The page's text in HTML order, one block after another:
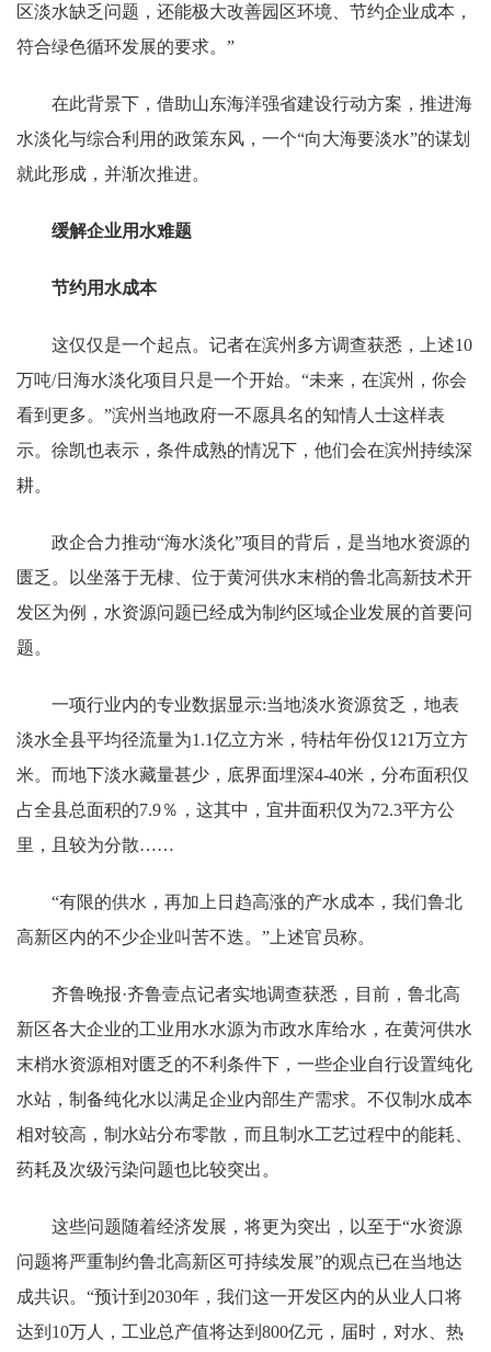
区淡水缺乏问题，还能极大改善园区环境、节约企业成本，
符合绿色循环发展的要求。”
在此背景下，借助山东海洋强省建设行动方案，推进海
水淡化与综合利用的政策东风，一个“向大海要淡水”的谋划
就此形成，并渐次推进。
缓解企业用水难题
节约用水成本
这仅仅是一个起点。记者在滨州多方调查获悉，上述10
万吨/日海水淡化项目只是一个开始。“未来，在滨州，你会
看到更多。”滨州当地政府一不愿具名的知情人士这样表
示。徐凯也表示，条件成熟的情况下，他们会在滨州持续深
耕。
政企合力推动“海水淡化”项目的背后，是当地水资源的
匮乏。以坐落于无棣、位于黄河供水末梢的鲁北高新技术开
发区为例，水资源问题已经成为制约区域企业发展的首要问
题。
一项行业内的专业数据显示:当地淡水资源贫乏，地表
淡水全县平均径流量为1.1亿立方米，特枯年份仅121万立方
米。而地下淡水藏量甚少，底界面埋深4-40米，分布面积仅
占全县总面积的7.9％，这其中，宜井面积仅为72.3平方公
里，且较为分散……
“有限的供水，再加上日趋高涨的产水成本，我们鲁北
高新区内的不少企业叫苦不迭。”上述官员称。
齐鲁晚报·齐鲁壹点记者实地调查获悉，目前，鲁北高
新区各大企业的工业用水水源为市政水库给水，在黄河供水
末梢水资源相对匮乏的不利条件下，一些企业自行设置纯化
水站，制备纯化水以满足企业内部生产需求。不仅制水成本
相对较高，制水站分布零散，而且制水工艺过程中的能耗、
药耗及次级污染问题也比较突出。
这些问题随着经济发展，将更为突出，以至于“水资源
问题将严重制约鲁北高新区可持续发展”的观点已在当地达
成共识。“预计到2030年，我们这一开发区内的从业人口将
达到10万人，工业总产值将达到800亿元，届时，对水、热